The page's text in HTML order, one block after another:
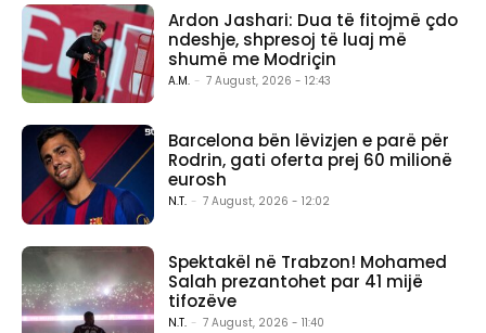
Ardon Jashari: Dua të fitojmë çdo
ndeshje, shpresoj të luaj më
shumë me Modriçin
A.M. - 7 August, 2026 - 12:43
Barcelona bën lëvizjen e parë për
Rodrin, gati oferta prej 60 milionë
eurosh
N.T. - 7 August, 2026 - 12:02
Spektakël në Trabzon! Mohamed
Salah prezantohet par 41 mijë
tifozëve
N.T. - 7 August, 2026 - 11:40